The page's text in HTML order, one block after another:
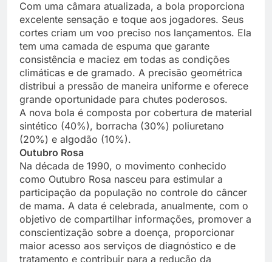
Com uma câmara atualizada, a bola proporciona
excelente sensação e toque aos jogadores. Seus
cortes criam um voo preciso nos lançamentos. Ela
tem uma camada de espuma que garante
consistência e maciez em todas as condições
climáticas e de gramado. A precisão geométrica
distribui a pressão de maneira uniforme e oferece
grande oportunidade para chutes poderosos.
A nova bola é composta por cobertura de material
sintético (40%), borracha (30%) poliuretano
(20%) e algodão (10%).
Outubro Rosa
Na década de 1990, o movimento conhecido
como Outubro Rosa nasceu para estimular a
participação da população no controle do câncer
de mama. A data é celebrada, anualmente, com o
objetivo de compartilhar informações, promover a
conscientização sobre a doença, proporcionar
maior acesso aos serviços de diagnóstico e de
tratamento e contribuir para a redução da